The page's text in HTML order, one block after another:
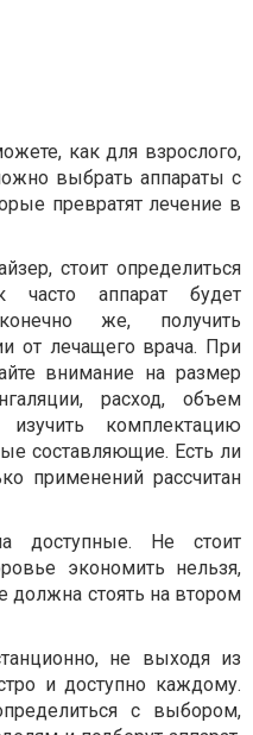
как для взрослого,
выбрать аппараты с
превратят лечение в
стоит определиться
аппарат будет
же, получить
от лечащего врача. При
внимание на размер
расход, объем
комплектацию
составляющие. Есть ли
применений рассчитан
доступные. Не стоит
экономить нельзя,
должна стоять на втором
не выходя из
и доступно каждому.
с выбором,